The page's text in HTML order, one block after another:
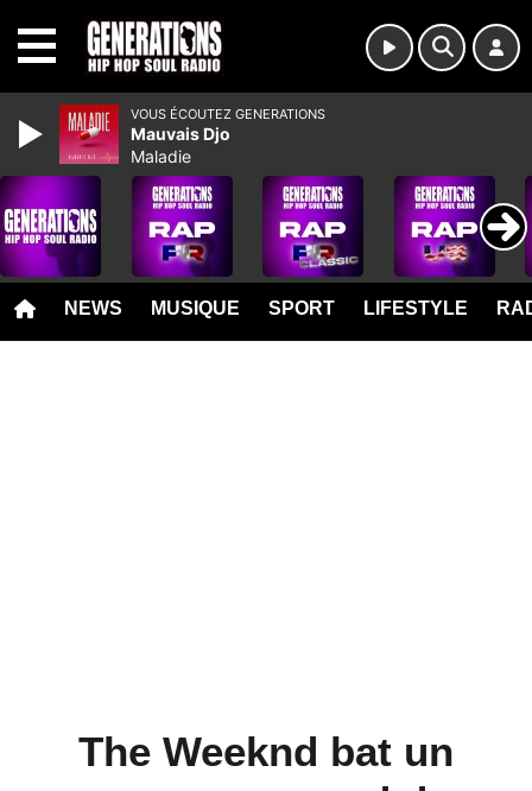
NEWS MUSIQUE SPORT LIFESTYLE
The Weeknd bat un
VOUS ÉCOUTEZ GENERATIONS
Mauvais Djo
Maladie